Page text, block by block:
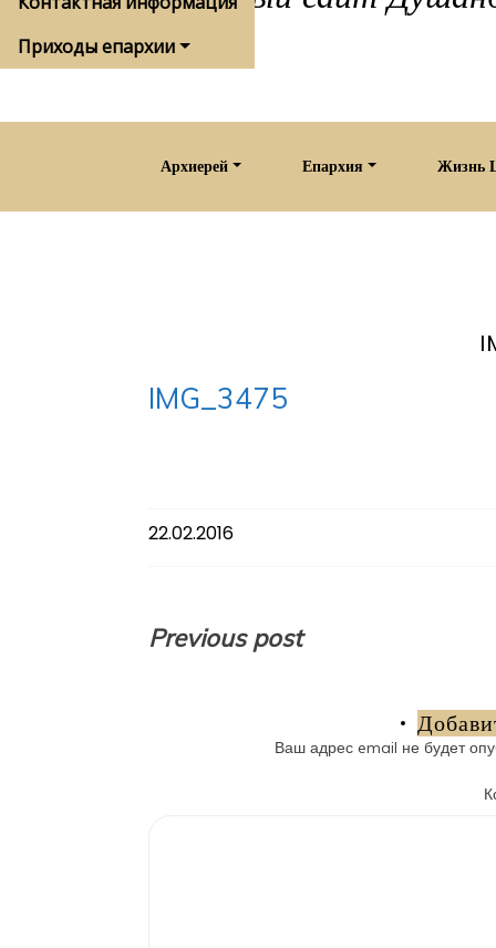
Приходы епархии
Архиерей Епархия Жизнь
IMG_3475
22.02.2016
Навигация
Previous post
Ваш адрес email не будет